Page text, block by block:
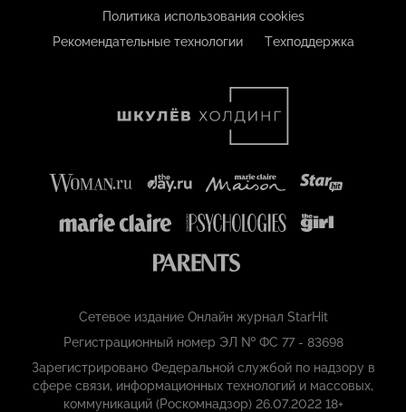
Политика использования cookies
Рекомендательные технологии
Техподдержка
Сетевое издание Онлайн журнал StarHit
Регистрационный номер ЭЛ № ФС 77 - 83698
Зарегистрировано Федеральной службой по надзору в
сфере связи, информационных технологий и массовых,
коммуникаций (Роскомнадзор) 26.07.2022 18+